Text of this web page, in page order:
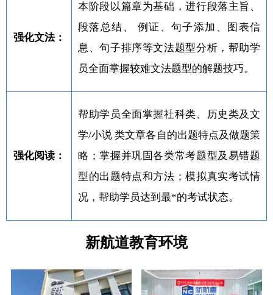
强化文法：
本阶段以篇章为基础，进行段落主旨、
段落总结、 例证、句子添加、图表信
息、句子排序等文法题型分析，帮助学
员全面掌握较难文法题型的解题技巧。
强化阅读：
帮助学员全面掌握社科类、历史类及文
学/小说 类文章各自的出题特点及做题策
略；掌握并巩固各类常考题型及易错题
型的出题特点和方法；模拟真实考试情
况，帮助学员达到最*的考试状态。
新航道教育环境